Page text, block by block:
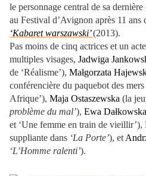
le personnage central de sa
au Festival d’Avignon après 11 ans
‘Kabaret warszawski’(2013).
Pas moins de cinq actrices et un
multiples visages, Jadwiga
de ‘Réalisme’), Małgorzata
conférencière du paquebot des
Afrique’), Maja Ostaszewska (la
problème du mal’), Ewa Dałkowska
et ‘Une femme en train de vieillir’),
suppliante dans ‘La Porte’), et
‘L’Homme ralenti’).